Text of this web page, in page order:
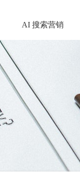
AI 搜索营销